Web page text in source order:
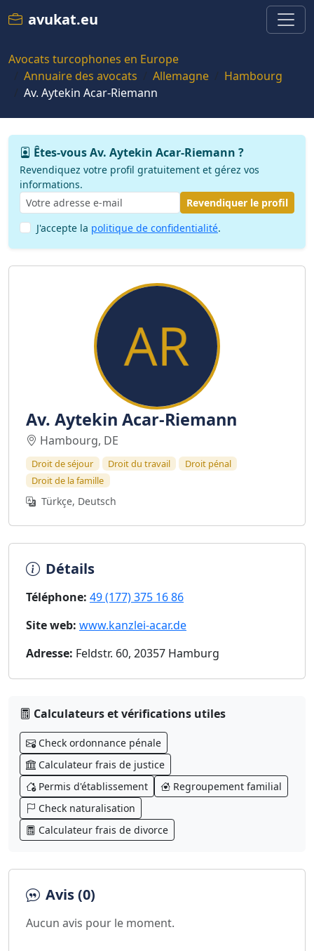
avukat.eu
Avocats turcophones en Europe
Annuaire des avocats
Allemagne
Hambourg
Av. Aytekin Acar-Riemann
Êtes-vous Av. Aytekin Acar-Riemann ?
Revendiquez votre profil gratuitement et gérez vos
informations.
Revendiquer le profil
J'accepte la politique de confidentialité.
Av. Aytekin Acar-Riemann
Hambourg, DE
Droit de séjour Droit du travail
Droit pénal
Droit de la famille
Türkçe, Deutsch
Détails
Téléphone: 49 (177) 375 16 86
Site web: www.kanzlei-acar.de
Adresse: Feldstr. 60, 20357 Hamburg
Calculateurs et vérifications utiles
Check ordonnance pénale
Calculateur frais de justice
Permis d'établissement
Regroupement familial
Check naturalisation
Calculateur frais de divorce
Avis (0)
Aucun avis pour le moment.